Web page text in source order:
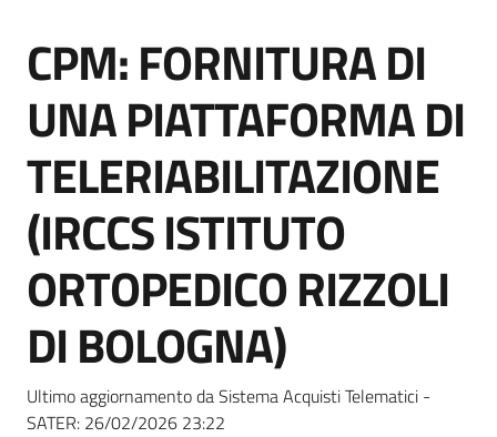
e
strumenti
acquisto
Supporto
Piattaforme
telematiche
Salta al contenuto
CPM: FORNITURA DI
UNA PIATTAFORMA DI
TELERIABILITAZIONE
(IRCCS ISTITUTO
ORTOPEDICO RIZZOLI
DI BOLOGNA)
Ultimo aggiornamento da Sistema Acquisti Telematici -
SATER: 26/02/2026 23:22